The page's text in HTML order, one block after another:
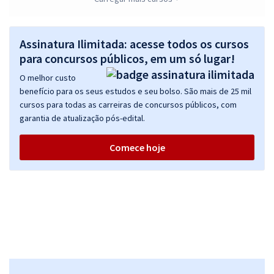
86,67
Economize R$ 260,00 (-20%)
Comprar
Polícia Civil BA - PC BA - Polícia Civil do Estado da Bahia - Oficina de
Peças - Preparação para Prova Escrita Discursiva para o Cargo de
Delegado de Polícia (Pós-Edital)
R$ 599,90à vista
Assinatura Ilimitada: acesse todos os cursos
para concursos públicos, em um só lugar!
O melhor custo
benefício para os seus estudos e seu bolso. São mais de 25 mil
cursos para todas as carreiras de concursos públicos, com
garantia de atualização pós-edital.
Comece hoje